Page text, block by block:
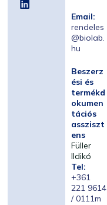
Email:
rendeles
@biolab.
hu
Beszerz
ési és
termékd
okumen
tációs
assziszt
ens
Füller
Ildikó
Tel:
+361
221 9614
/ 0111m